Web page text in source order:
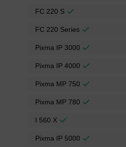
FC 220 S
FC 220 Series
Pixma IP 3000
Pixma IP 4000
Pixma MP 750
Pixma MP 780
I 560 X
Pixma IP 5000